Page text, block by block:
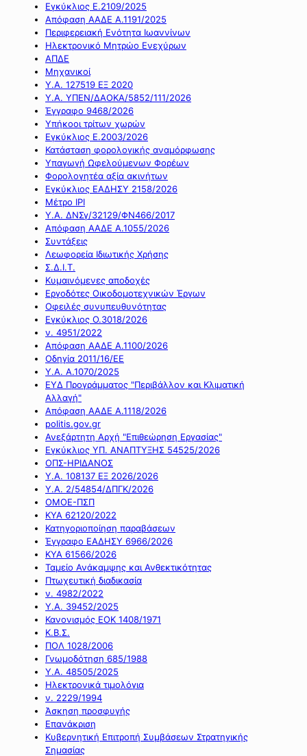
Εγκύκλιος Ε.2109/2025
Απόφαση ΑΑΔΕ Α.1191/2025
Περιφερειακή Ενότητα Ιωαννίνων
Ηλεκτρονικό Μητρώο Ενεχύρων
ΑΠΔΕ
Μηχανικοί
Υ.Α. 127519 ΕΞ 2020
Υ.Α. ΥΠΕΝ/ΔΑΟΚΑ/5852/111/2026
Έγγραφο 9468/2026
Υπήκοοι τρίτων χωρών
Εγκύκλιος Ε.2003/2026
Κατάσταση φορολογικής αναμόρφωσης
Υπαγωγή Ωφελούμενων Φορέων
Φορολογητέα αξία ακινήτων
Εγκύκλιος ΕΑΔΗΣΥ 2158/2026
Μέτρο IPI
Υ.Α. ΔΝΣγ/32129/ΦΝ466/2017
Απόφαση ΑΑΔΕ Α.1055/2026
Συντάξεις
Λεωφορεία Ιδιωτικής Χρήσης
Σ.Δ.Ι.Τ.
Κυμαινόμενες αποδοχές
Εργοδότες Οικοδομοτεχνικών Έργων
Οφειλές συνυπευθυνότητας
Εγκύκλιος Ο.3018/2026
ν. 4951/2022
Απόφαση ΑΑΔΕ Α.1100/2026
Οδηγία 2011/16/ΕΕ
Υ.Α. Α.1070/2025
ΕΥΔ Προγράμματος "Περιβάλλον και Κλιματική
Αλλαγή"
Απόφαση ΑΑΔΕ Α.1118/2026
politis.gov.gr
Ανεξάρτητη Αρχή "Επιθεώρηση Εργασίας"
Εγκύκλιος ΥΠ. ΑΝΑΠΤΥΞΗΣ 54525/2026
ΟΠΣ-ΗΡΙΔΑΝΟΣ
Υ.Α. 108137 ΕΞ 2026/2026
Υ.Α. 2/54854/ΔΠΓΚ/2026
ΟΜΟΕ-ΠΣΠ
ΚΥΑ 62120/2022
Κατηγοριοποίηση παραβάσεων
Έγγραφο ΕΑΔΗΣΥ 6966/2026
ΚΥΑ 61566/2026
Ταμείο Ανάκαμψης και Ανθεκτικότητας
Πτωχευτική διαδικασία
ν. 4982/2022
Υ.Α. 39452/2025
Κανονισμός ΕΟΚ 1408/1971
Κ.Β.Σ.
ΠΟΛ 1028/2006
Γνωμοδότηση 685/1988
Υ.Α. 48505/2025
Ηλεκτρονικά τιμολόγια
ν. 2229/1994
Άσκηση προσφυγής
Επανάκριση
Κυβερνητική Επιτροπή Συμβάσεων Στρατηγικής
Σημασίας